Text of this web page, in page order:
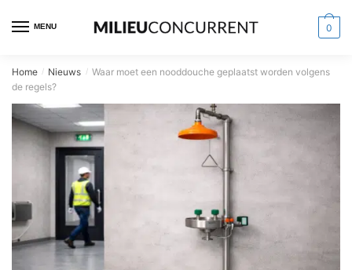
MENU 0
Home / Nieuws / Waar moet een nooddouche geplaatst worden volgens
de regels?